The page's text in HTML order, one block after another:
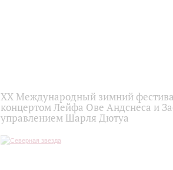
XX Международный зимний
концертом Лейфа Ове Андснеса и
управлением Шарля Дютуа